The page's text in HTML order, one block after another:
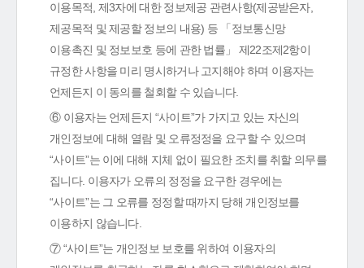
이용목적, 제3자에 대한 정보제공 관련사항(제공받은자,
제공목적 및 제공할 정보의 내용) 등 「정보통신망
이용촉진 및 정보보호 등에 관한 법률」 제22조제2항이
규정한 사항을 미리 명시하거나 고지해야 하며 이용자는
언제든지 이 동의를 철회할 수 있습니다.
⑥ 이용자는 언제든지 “사이트”가 가지고 있는 자신의
개인정보에 대해 열람 및 오류정정을 요구할 수 있으며
“사이트”는 이에 대해 지체 없이 필요한 조치를 취할 의무를
집니다. 이용자가 오류의 정정을 요구한 경우에는
“사이트”는 그 오류를 정정할 때까지 당해 개인정보를
이용하지 않습니다.
⑦ “사이트”는 개인정보 보호를 위하여 이용자의